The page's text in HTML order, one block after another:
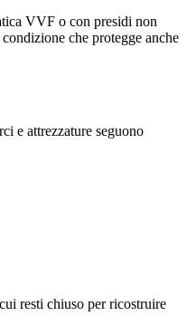
VVF o con presidi non
che protegge anche
e attrezzature seguono
resti chiuso per ricostruire